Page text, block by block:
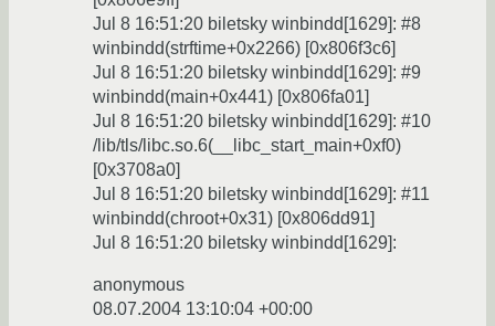
Jul 8 16:51:20 biletsky winbindd[1629]: #8
winbindd(strftime+0x2266) [0x806f3c6]
Jul 8 16:51:20 biletsky winbindd[1629]: #9
winbindd(main+0x441) [0x806fa01]
Jul 8 16:51:20 biletsky winbindd[1629]: #10
/lib/tls/libc.so.6(__libc_start_main+0xf0)
[0x3708a0]
Jul 8 16:51:20 biletsky winbindd[1629]: #11
winbindd(chroot+0x31) [0x806dd91]
Jul 8 16:51:20 biletsky winbindd[1629]:
anonymous
08.07.2004 13:10:04 +00:00